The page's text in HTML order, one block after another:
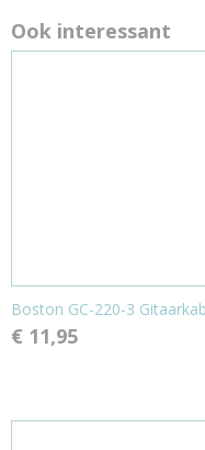
Ook interessant
Boston GC-220-3
€ 11,95